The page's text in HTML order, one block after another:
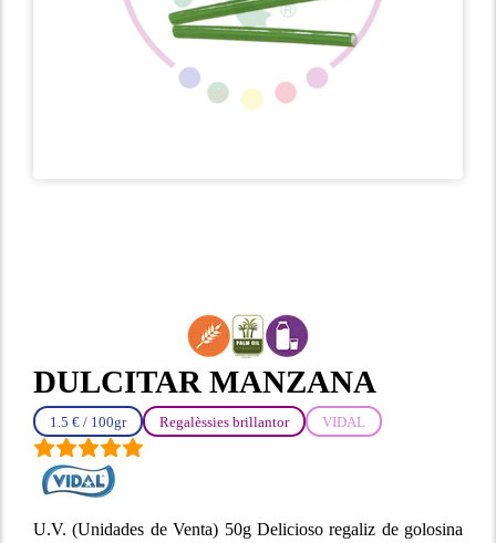
DULCITAR MANZANA
1.5 € / 100gr Regalèssies brillantor VIDAL
U.V. (Unidades de Venta) 50g Delicioso regaliz de golosina